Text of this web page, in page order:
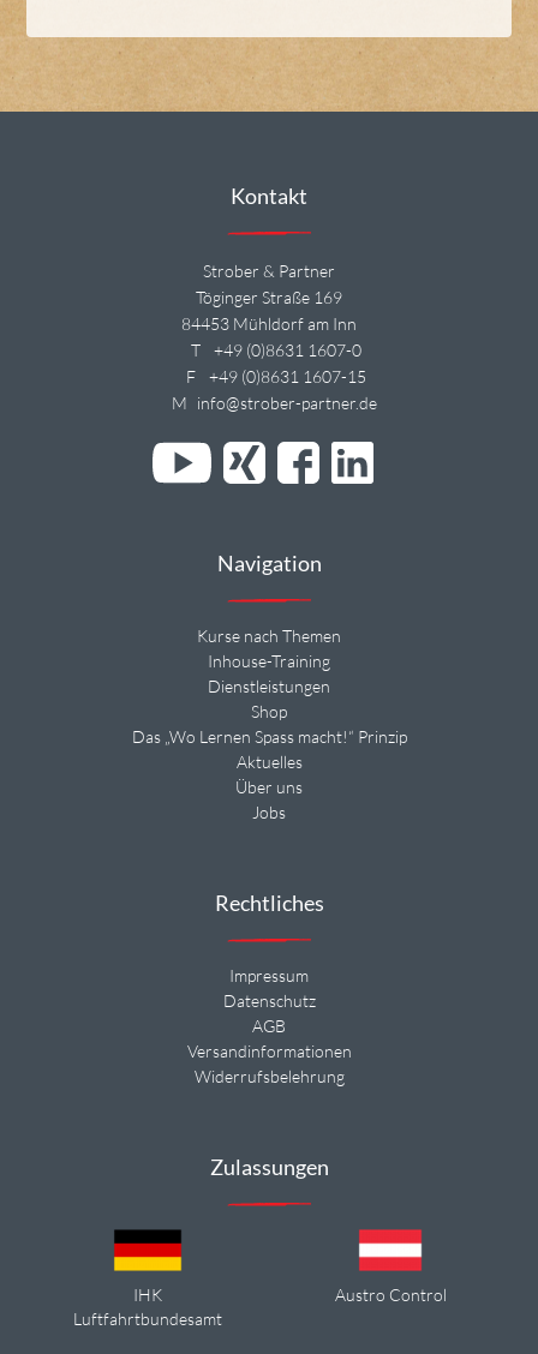
Kontakt
Strober & Partner
Töginger Straße 169
84453 Mühldorf am Inn
T
+49 (0)8631 1607-0
F
+49 (0)8631 1607-15
M info@strober-partner.de
Navigation
Kurse nach Themen
Inhouse-Training
Dienstleistungen
Shop
Das „Wo Lernen Spass macht!“ Prinzip
Aktuelles
Über uns
Jobs
Rechtliches
Impressum
Datenschutz
AGB
Versandinformationen
Widerrufsbelehrung
Zulassungen
IHK
Luftfahrtbundesamt
Austro Control